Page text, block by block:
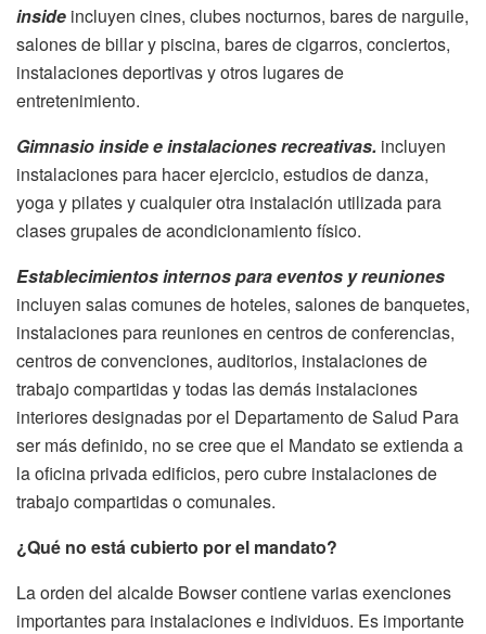
inside incluyen cines, clubes nocturnos, bares de narguile,
salones de billar y piscina, bares de cigarros, conciertos,
instalaciones deportivas y otros lugares de
entretenimiento.
Gimnasio inside e instalaciones recreativas. incluyen
instalaciones para hacer ejercicio, estudios de danza,
yoga y pilates y cualquier otra instalación utilizada para
clases grupales de acondicionamiento físico.
Establecimientos internos para eventos y reuniones
incluyen salas comunes de hoteles, salones de banquetes,
instalaciones para reuniones en centros de conferencias,
centros de convenciones, auditorios, instalaciones de
trabajo compartidas y todas las demás instalaciones
interiores designadas por el Departamento de Salud Para
ser más definido, no se cree que el Mandato se extienda a
la oficina privada edificios, pero cubre instalaciones de
trabajo compartidas o comunales.
¿Qué no está cubierto por el mandato?
La orden del alcalde Bowser contiene varias exenciones
importantes para instalaciones e individuos. Es importante